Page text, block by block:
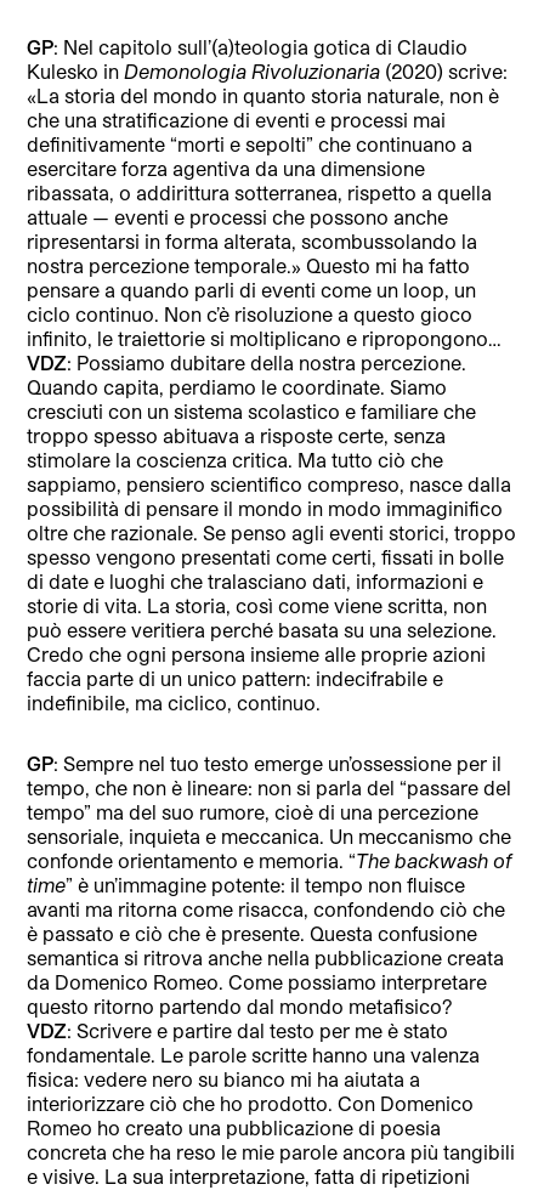
GP: Nel capitolo sull’(a)teologia gotica di Claudio
Kulesko inDemonologia Rivoluzionaria (2020) scrive:
«La storia del mondo in quanto storia naturale, non è
che una stratificazione di eventi e processi mai
definitivamente “morti e sepolti” che continuano a
esercitare forza agentiva da una dimensione
ribassata, o addirittura sotterranea, rispetto a quella
attuale — eventi e processi che possono anche
ripresentarsi in forma alterata, scombussolando la
nostra percezione temporale.» Questo mi ha fatto
pensare a quando parli di eventi come un loop, un
ciclo continuo. Non c’è risoluzione a questo gioco
infinito, le traiettorie si moltiplicano e ripropongono…
VDZ: Possiamo dubitare della nostra percezione.
Quando capita, perdiamo le coordinate. Siamo
cresciuti con un sistema scolastico e familiare che
troppo spesso abituava a risposte certe, senza
stimolare la coscienza critica. Ma tutto ciò che
sappiamo, pensiero scientifico compreso, nasce dalla
possibilità di pensare il mondo in modo immaginifico
oltre che razionale. Se penso agli eventi storici, troppo
spesso vengono presentati come certi, fissati in bolle
di date e luoghi che tralasciano dati, informazioni e
storie di vita. La storia, così come viene scritta, non
può essere veritiera perché basata su una selezione.
Credo che ogni persona insieme alle proprie azioni
faccia parte di un unico pattern: indecifrabile e
indefinibile, ma ciclico, continuo.
GP: Sempre nel tuo testo emerge un’ossessione per il
tempo, che non è lineare: non si parla del “passare del
tempo” ma del suo rumore, cioè di una percezione
sensoriale, inquieta e meccanica. Un meccanismo che
confonde orientamento e memoria. “The backwash of
time” è un’immagine potente: il tempo non fluisce
avanti ma ritorna come risacca, confondendo ciò che
è passato e ciò che è presente. Questa confusione
semantica si ritrova anche nella pubblicazione creata
da Domenico Romeo. Come possiamo interpretare
questo ritorno partendo dal mondo metafisico?
VDZ: Scrivere e partire dal testo per me è stato
fondamentale. Le parole scritte hanno una valenza
fisica: vedere nero su bianco mi ha aiutata a
interiorizzare ciò che ho prodotto. Con Domenico
Romeo ho creato una pubblicazione di poesia
concreta che ha reso le mie parole ancora più tangibili
e visive. La sua interpretazione, fatta di ripetizioni